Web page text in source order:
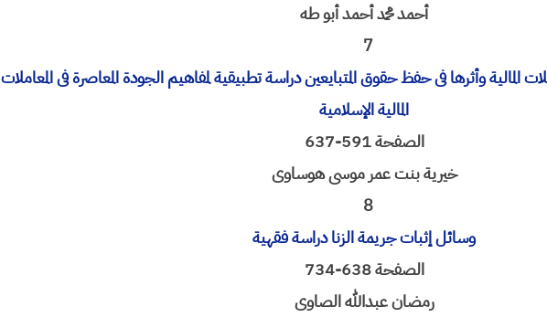
أحمد محمد أحمد أبو طه
7
المالیة وأثرها فی حفظ حقوق المتبایعین دراسة تطبیقیة لمفاهیم الجودة المعاصرة فی المعاملات
المالیة الإسلامیة
الصفحة 591-637
خیریة بنت عمر موسی هوساوی
8
وسائل إثبات جریمة الزنا دراسة فقهیة
الصفحة 638-734
رمضان عبدالله الصاوی